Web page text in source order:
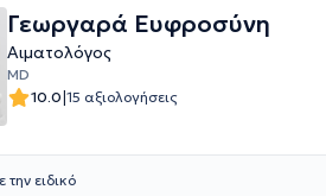
κλάδο του.
Γεωργαρά Ευφροσύνη
Αιματολόγος
MD
10.0|15 αξιολογήσεις
την ειδικό